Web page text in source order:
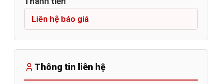
Thông tin liên hệ